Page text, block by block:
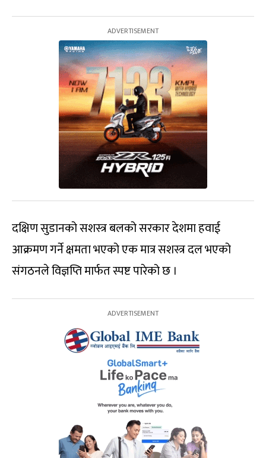
दक्षिण सुडानको सशस्त्र बलको सरकार देशमा हवाई
आक्रमण गर्ने क्षमता भएको एक मात्र सशस्त्र दल भएको
संगठनले विज्ञप्ति मार्फत स्पष्ट पारेको छ ।